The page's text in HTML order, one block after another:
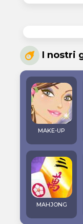
I nostri
MAKE-UP
MAHJONG